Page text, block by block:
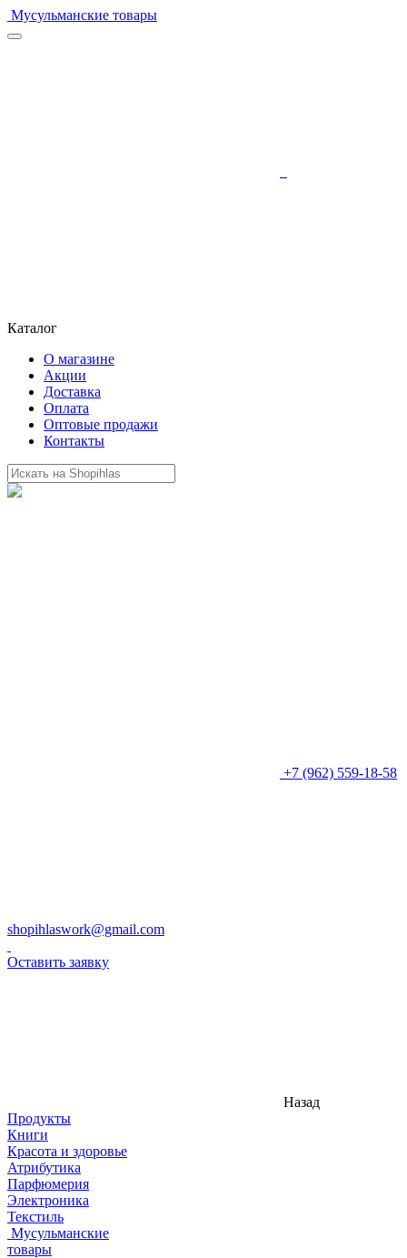
Мусульманские товары
Каталог
О магазине
Акции
Доставка
Оплата
Оптовые продажи
Контакты
+7 (962) 559-18-58
shopihlaswork@gmail.com
Оставить заявку
Назад
Продукты
Книги
Красота и здоровье
Атрибутика
Парфюмерия
Электроника
Текстиль
Мусульманские
товары